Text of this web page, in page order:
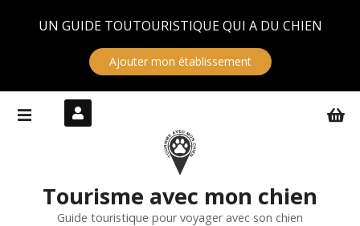
UN GUIDE TOUTOURISTIQUE QUI A DU CHIEN
Ajouter mon établissement
Tourisme avec mon chien
Guide touristique pour voyager avec son chien